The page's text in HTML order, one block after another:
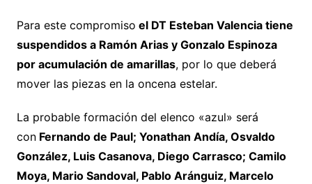
Para este compromiso el DT Esteban Valencia tiene
suspendidos a Ramón Arias y Gonzalo Espinoza
por acumulación de amarillas, por lo que deberá
mover las piezas en la oncena estelar.
La probable formación del elenco «azul» será
conFernando de Paul; Yonathan Andía, Osvaldo
González, Luis Casanova, Diego Carrasco; Camilo
Moya, Mario Sandoval, Pablo Aránguiz, Marcelo